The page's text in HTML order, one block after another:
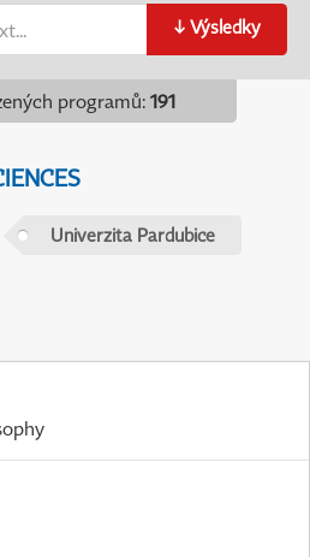
↓ Výsledky
programů: 191
Univerzita Pardubice